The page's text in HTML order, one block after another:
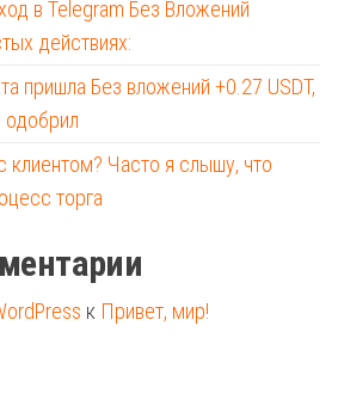
в Telegram Без Вложений
действиях:
пришла Без вложений +0.27 USDT,
клиентом? Часто я слышу, что
торга
к Привет, мир!